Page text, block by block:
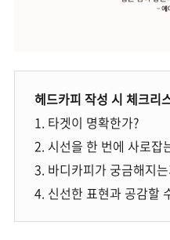
헤드카피 작성 시 체크리
1. 타겟이 명확한가?
2. 시선을 한 번에 사로잡
3. 바디카피가 궁금해지
4. 신선한 표현과 공감할